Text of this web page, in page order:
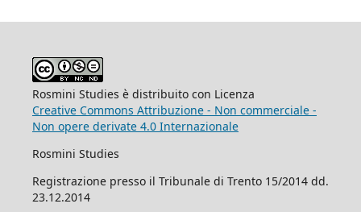
Rosmini Studies è distribuito con Licenza
Creative Commons Attribuzione - Non commerciale -
Non opere derivate 4.0 Internazionale
Rosmini Studies
Registrazione presso il Tribunale di Trento 15/2014 dd.
23.12.2014